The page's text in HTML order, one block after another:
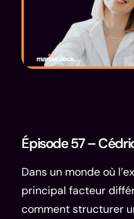
Épisode 57 –
Dans un monde où
principal facteur
comment structurer